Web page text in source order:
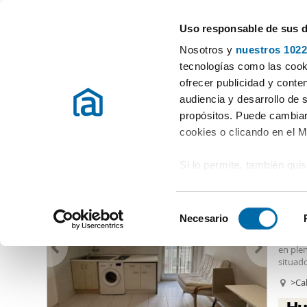
Uso responsable de sus
Nosotros y nuestros
tecnologías como las
ofrecer publicidad y
audiencia y desarrollo de
propósitos. Puede
cookies o clicando en el
Si lo permite, también
Identificar su
Obtenga más
preferencias en la
en la Declaración de
e
e
c
c
Necesario
Elegir distrito
Alquiler pisos Madrid provincia Alquiler pisos Madrid
Alquiler piso barato Malasaña Madrid (133 viviendas)
en
un